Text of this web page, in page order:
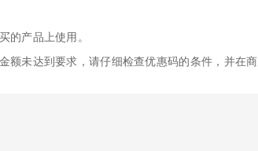
的产品上使用。
额未达到要求，请仔细检查优惠码的条件，并在